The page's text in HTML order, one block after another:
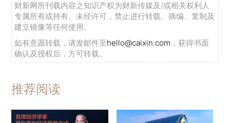
财新网所刊载内容之知识产权为财新传媒及/或相关权利人
专属所有或持有。未经许可，禁止进行转载、摘编、复制及
建立镜像等任何使用。
如有意愿转载，请发邮件至hello@caixin.com ，获得书面
确认及授权后，方可转载。
推荐阅读